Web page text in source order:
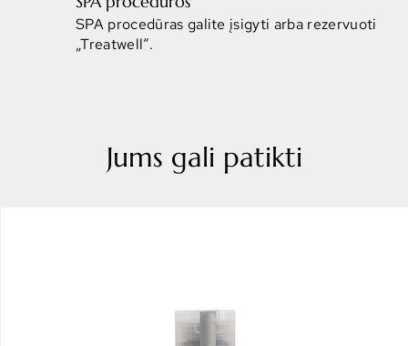
SPA procedūras galite įsigyti arba rezervuoti
„Treatwell“.
Jums gali patikti